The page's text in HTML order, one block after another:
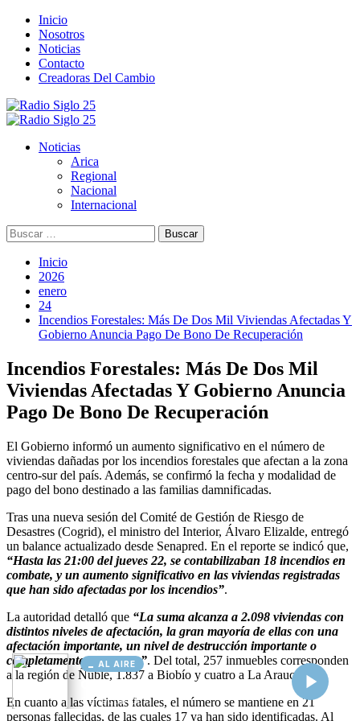
AL AIRE
Cargando...
Conectando...